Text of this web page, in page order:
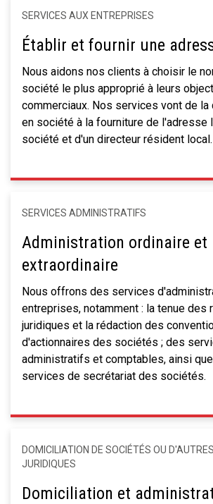
SERVICES AUX ENTREPRISES
Établir et fournir une
Nous aidons nos clients à choisir le
société le plus approprié à leurs
commerciaux. Nos services vont de
en société à la fourniture de l'adresse
société et d'un directeur résident local.
SERVICES ADMINISTRATIFS
Administration ordinaire et
extraordinaire
Nous offrons des services
entreprises, notamment : la tenue des
juridiques et la rédaction des
d'actionnaires des sociétés ; des
administratifs et comptables, ainsi
services de secrétariat des sociétés.
DOMICILIATION DE SOCIÉTÉS OU
JURIDIQUES
Domiciliation et